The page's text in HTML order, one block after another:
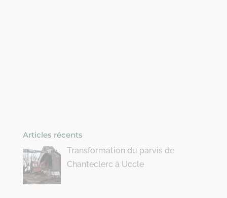
Articles récents
Transformation du parvis de
Chanteclerc à Uccle